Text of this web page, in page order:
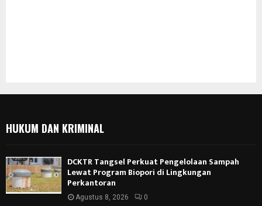
HUKUM DAN KRIMINAL
DCKTR Tangsel Perkuat Pengelolaan Sampah
Lewat Program Biopori di Lingkungan
Perkantoran
Agustus 8, 2026 0